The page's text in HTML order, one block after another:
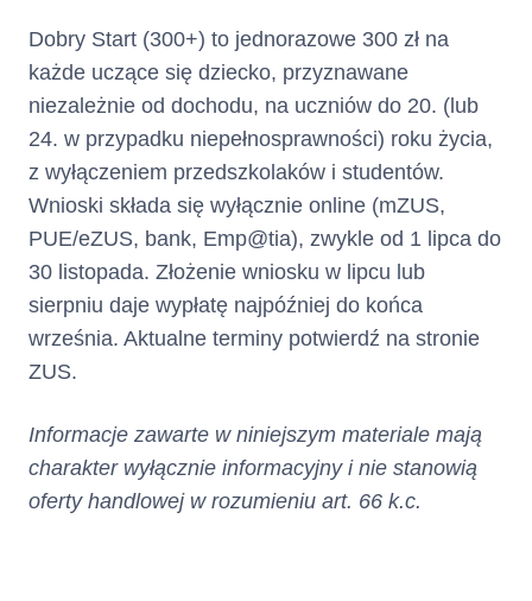
Dobry Start (300+) to jednorazowe 300 zł na
każde uczące się dziecko, przyznawane
niezależnie od dochodu, na uczniów do 20. (lub
24. w przypadku niepełnosprawności) roku życia,
z wyłączeniem przedszkolaków i studentów.
Wnioski składa się wyłącznie online (mZUS,
PUE/eZUS, bank, Emp@tia), zwykle od 1 lipca do
30 listopada. Złożenie wniosku w lipcu lub
sierpniu daje wypłatę najpóźniej do końca
września. Aktualne terminy potwierdź na stronie
ZUS.
Informacje zawarte w niniejszym materiale mają
charakter wyłącznie informacyjny i nie stanowią
oferty handlowej w rozumieniu art. 66 k.c.